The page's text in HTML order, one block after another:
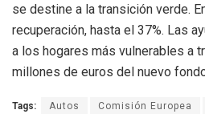
se destine a la transición verde.
recuperación, hasta el 37%. Las
a los hogares más vulnerables a
millones de euros del nuevo
Tags: Autos Comisión Europea